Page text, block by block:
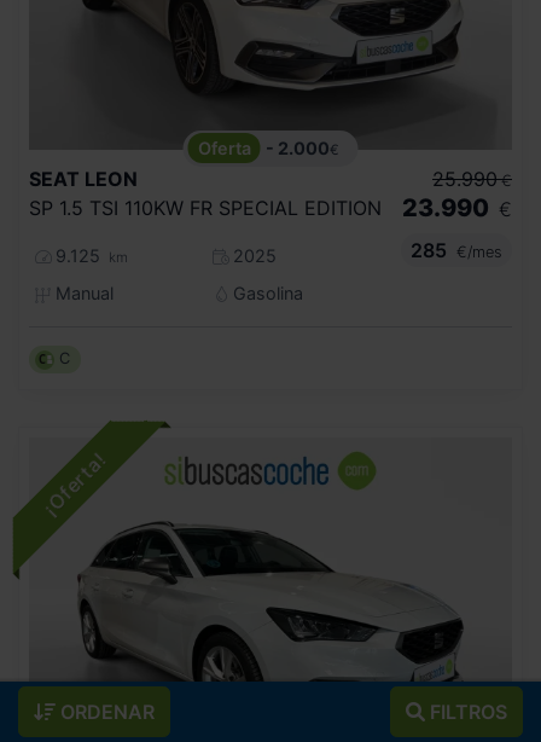
ORDENAR FILTROS
- 2.000€
SEAT LEON
SP 1.5 TSI 110KW FR SPECIAL EDITION
9.125 km
2025
Manual
Gasolina
25.990 €
23.990 €
285
€/mes
C